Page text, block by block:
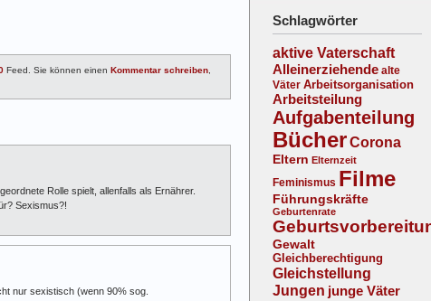
Schlagwörter
aktive Vaterschaft
Alleinerziehende alte
Väter Arbeitsorganisation
Arbeitsteilung
Aufgabenteilung
BücherCorona
Eltern Elternzeit
Feminismus Filme
Führungskräfte
Geburtenrate
Gewalt
Gleichberechtigung
Gleichstellung
Jungen junge Väter
Feed. Sie können einen Kommentar schreiben
Rolle spielt, allenfalls als Ernährer.
Sexismus?!
nur sexistisch (wenn 90% sog.